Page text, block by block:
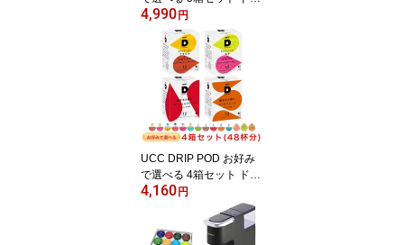
ップポッド 専用カプセル
【レギュラーコーヒー＆
ティー】(12個入×5箱)
4,990 円
UCC DRIP POD お好み
で選べる 4箱セット ドリ
ップポッド 専用カプセル
【レギュラーコーヒー＆
ティー】(12個入×4箱)
4,160 円